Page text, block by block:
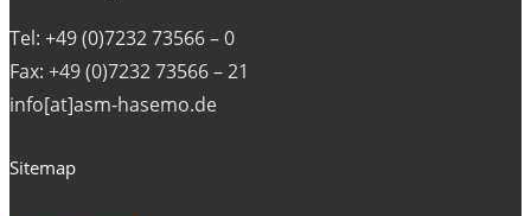
Tel: +49 (0)7232 73566 – 0
Fax: +49 (0)7232 73566 – 21
info[at]asm-hasemo.de
Sitemap